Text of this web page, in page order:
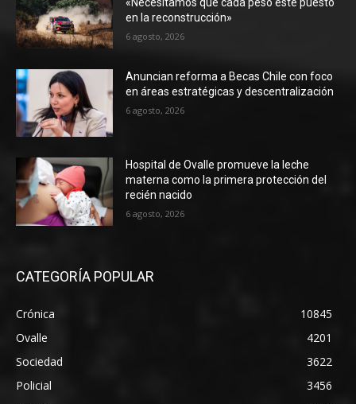
en la reconstrucción»
6 agosto, 2026
Anuncian reforma a Becas Chile con foco
en áreas estratégicas y descentralización
6 agosto, 2026
Hospital de Ovalle promueve la leche
materna como la primera protección del
recién nacido
6 agosto, 2026
CATEGORÍA POPULAR
Crónica
10845
Ovalle
4201
Sociedad
3622
Policial
3456